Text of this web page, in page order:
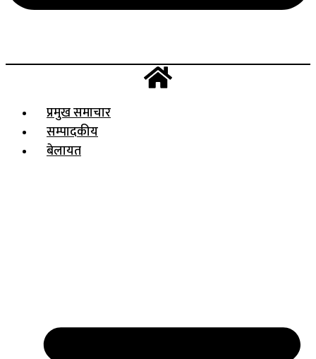
प्रमुख समाचार
सम्पादकीय
बेलायत